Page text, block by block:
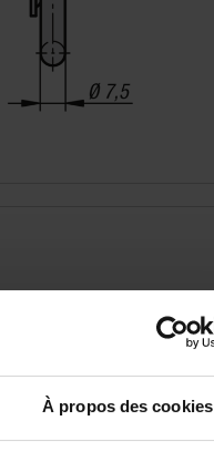
À propos des cookies